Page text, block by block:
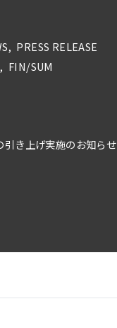
PRESS RELEASE
FIN/SUM
引き上げ実施のお知らせ